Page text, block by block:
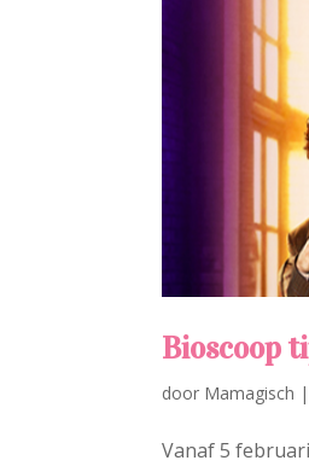
Bioscoop
door Mamagisch |
Vanaf 5